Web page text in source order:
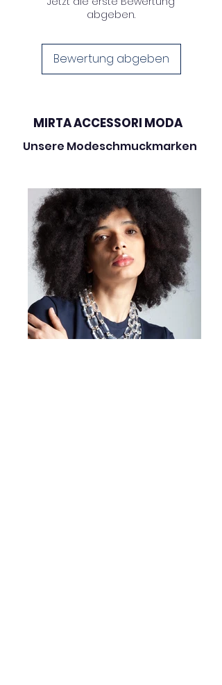
tenere gli occhiali sempre a
portata di mano con un design
versatile che si abbina
Caratteristiche:
• Materiale: ottone con perline
• Lunghezza:70 cm
• Peso: 35 g
• Design elegante con perline
luminose
Perfetta per: ✔ look eleganti e
romantici ✔ utilizzo quotidiano ✔
occhiali da vista e da sole ✔
idea regalo raffinata
• Leggera e confortevole
abgeben.
Bewertung abgeben
MIRTA ACCESSORI MODA
Unsere Modeschmuckmarken